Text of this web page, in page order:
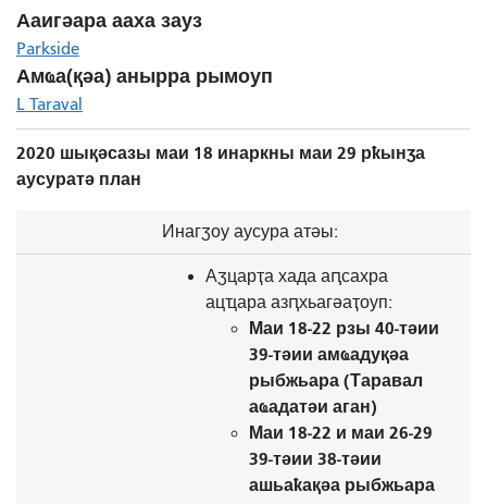
Ааигәара ааха зауз
Parkside
Амҩа(қәа) анырра рымоуп
L Taraval
2020 шықәсазы маи 18 инаркны маи 29 рҟынӡа
аусуратә план
Инагӡоу аусура атәы:
Аӡцарҭа хада аԥсахра
ацҵара азԥхьагәаҭоуп:
Маи 18-22 рзы 40-тәии
39-тәии амҩадуқәа
рыбжьара (Таравал
аҩадатәи аган)
Маи 18-22 и маи 26-29
39-тәии 38-тәии
ашьаҟақәа рыбжьара